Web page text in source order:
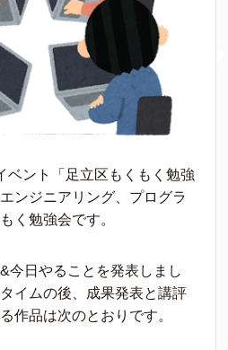
ベント「足立区もくもく勉強
ンジニアリング、プログラ
く勉強会です。
今日やることを発表しまし
イムの後、成果発表と講評
作品は次のとおりです。